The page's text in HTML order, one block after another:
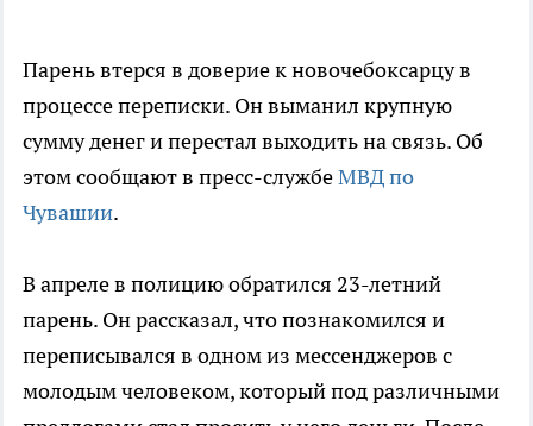
Парень втерся в доверие к новочебоксарцу в
процессе переписки. Он выманил крупную
сумму денег и перестал выходить на связь. Об
этом сообщают в пресс-службеМВД по
Чувашии.
В апреле в полицию обратился 23-летний
парень. Он рассказал, что познакомился и
переписывался в одном из мессенджеров с
молодым человеком, который под различными